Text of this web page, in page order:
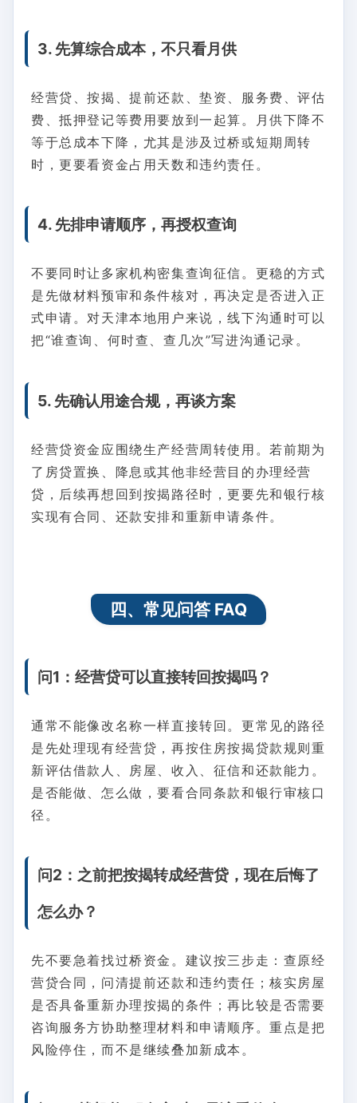
3. 先算综合成本，不只看月供
经营贷、按揭、提前还款、垫资、服务费、评估
费、抵押登记等费用要放到一起算。月供下降不
等于总成本下降，尤其是涉及过桥或短期周转
时，更要看资金占用天数和违约责任。
4. 先排申请顺序，再授权查询
不要同时让多家机构密集查询征信。更稳的方式
是先做材料预审和条件核对，再决定是否进入正
式申请。对天津本地用户来说，线下沟通时可以
把“谁查询、何时查、查几次”写进沟通记录。
5. 先确认用途合规，再谈方案
经营贷资金应围绕生产经营周转使用。若前期为
了房贷置换、降息或其他非经营目的办理经营
贷，后续再想回到按揭路径时，更要先和银行核
实现有合同、还款安排和重新申请条件。
四、常见问答 FAQ
问1：经营贷可以直接转回按揭吗？
通常不能像改名称一样直接转回。更常见的路径
是先处理现有经营贷，再按住房按揭贷款规则重
新评估借款人、房屋、收入、征信和还款能力。
是否能做、怎么做，要看合同条款和银行审核口
径。
问2：之前把按揭转成经营贷，现在后悔了
怎么办？
先不要急着找过桥资金。建议按三步走：查原经
营贷合同，问清提前还款和违约责任；核实房屋
是否具备重新办理按揭的条件；再比较是否需要
咨询服务方协助整理材料和申请顺序。重点是把
风险停住，而不是继续叠加新成本。